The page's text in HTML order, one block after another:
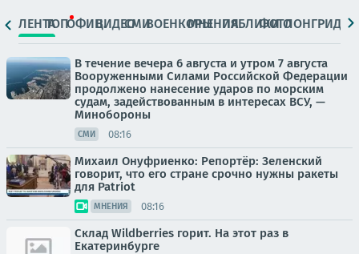
ЛЕНТАТОПОФИЦ.ВИДЕОСМИВОЕНКОРЫМНЕНИЯПАБЛИКИ
ФОТОЛОНГРИДЫ
В течение вечера 6 августа и утром 7 августа
Вооруженными Силами Российской Федерации
продолжено нанесение ударов по морским
судам, задействованным в интересах ВСУ, —
Минобороны
СМИ 08:16
Михаил Онуфриенко: Репортёр: Зеленский
говорит, что его стране срочно нужны ракеты
для Patriot
МНЕНИЯ 08:16
Склад Wildberries горит. На этот раз в
Екатеринбурге